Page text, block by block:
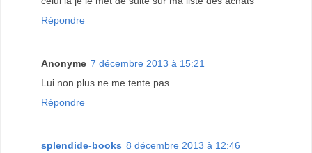
Répondre
Anonyme 7 décembre 2013 à 15:21
Lui non plus ne me tente pas
Répondre
splendide-books 8 décembre 2013 à 12:46